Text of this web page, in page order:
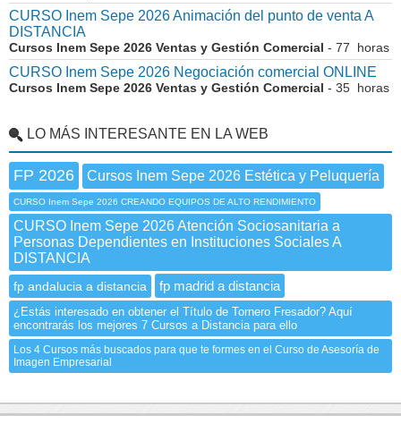
CURSO Inem Sepe 2026 Animación del punto de venta A
DISTANCIA
Cursos Inem Sepe 2026 Ventas y Gestión Comercial - 77 horas
CURSO Inem Sepe 2026 Negociación comercial ONLINE
Cursos Inem Sepe 2026 Ventas y Gestión Comercial - 35 horas
LO MÁS INTERESANTE EN LA WEB
FP 2026 Cursos Inem Sepe 2026 Estética y Peluquería
CURSO Inem Sepe 2026 CREANDO EQUIPOS DE ALTO RENDIMIENTO
CURSO Inem Sepe 2026 Atención Sociosanitaria a
Personas Dependientes en Instituciones Sociales A
DISTANCIA
fp andalucia a distancia fp madrid a distancia
¿Estás interesado en obtener el Título de Tornero Fresador? Aquí
encontrarás los mejores 7 Cursos a Distancia para ello
Los 4 Cursos más buscados para que te formes en el Curso de Asesoría de
Imagen Empresarial